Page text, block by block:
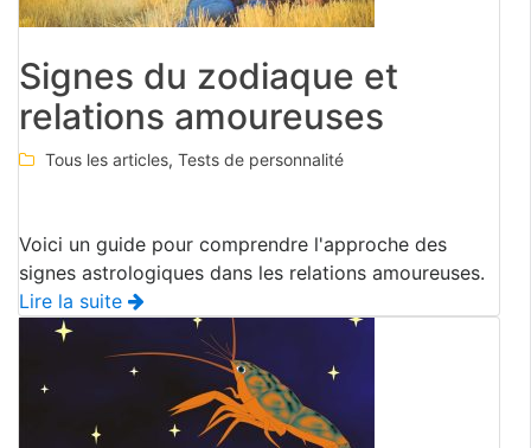
Signes du zodiaque et
relations amoureuses
Tous les articles, Tests de personnalité
Voici un guide pour comprendre l'approche des
signes astrologiques dans les relations amoureuses.
Lire la suite